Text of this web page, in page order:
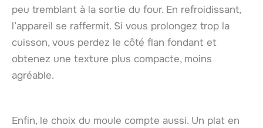
peu tremblant à la sortie du four. En refroidissant,
l’appareil se raffermit. Si vous prolongez trop la
cuisson, vous perdez le côté flan fondant et
obtenez une texture plus compacte, moins
agréable.
Enfin, le choix du moule compte aussi. Un plat en